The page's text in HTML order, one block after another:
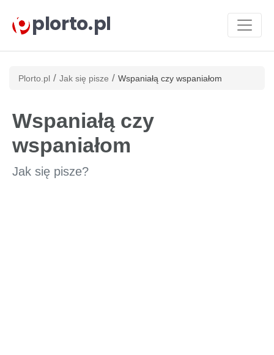
plorto.pl
Plorto.pl / Jak się pisze / Wspaniałą czy wspaniałom
Wspaniałą czy
wspaniałom
Jak się pisze?